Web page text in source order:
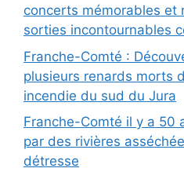
concerts mémorables et
sorties incontournables
Franche-Comté :
plusieurs renards morts
incendie du sud du Jura
Franche-Comté il y a 50
par des rivières
détresse